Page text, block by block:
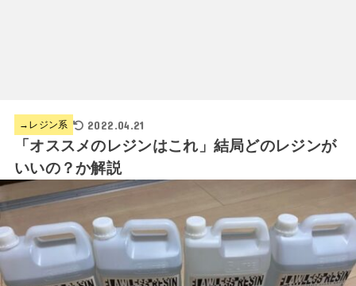
→レジン系 2022.04.21
「オススメのレジンはこれ」結局どのレジンが
いいの？か解説